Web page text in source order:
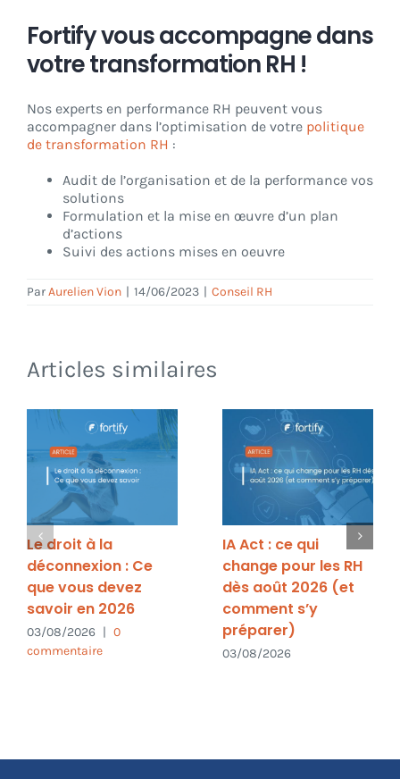
Fortify vous accompagne dans
votre transformation RH !
Nos experts en performance RH peuvent vous
accompagner dans l’optimisation de votre politique
de transformation RH :
Audit de l’organisation et de la performance vos
solutions
Formulation et la mise en œuvre d’un plan
d’actions
Suivi des actions mises en oeuvre
ParAurelien Vion | 14/06/2023 | Conseil RH
Articles similaires
Le droit à la
déconnexion : Ce
que vous devez
savoir en 2026
03/08/2026 | 0
commentaire
IA Act : ce qui
change pour les RH
dès août 2026 (et
comment s’y
préparer)
03/08/2026